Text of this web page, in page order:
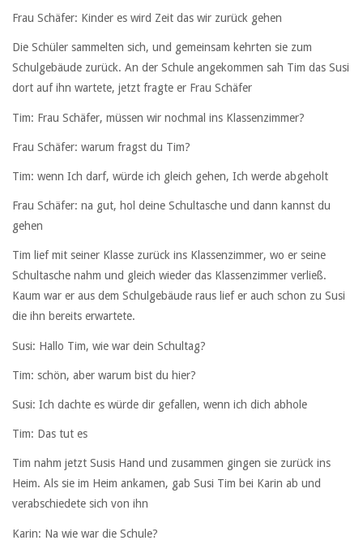
Frau Schäfer: Kinder es wird Zeit das wir zurück gehen
Die Schüler sammelten sich, und gemeinsam kehrten sie zum
Schulgebäude zurück. An der Schule angekommen sah Tim das Susi
dort auf ihn wartete, jetzt fragte er Frau Schäfer
Tim: Frau Schäfer, müssen wir nochmal ins Klassenzimmer?
Frau Schäfer: warum fragst du Tim?
Tim: wenn Ich darf, würde ich gleich gehen, Ich werde abgeholt
Frau Schäfer: na gut, hol deine Schultasche und dann kannst du
gehen
Tim lief mit seiner Klasse zurück ins Klassenzimmer, wo er seine
Schultasche nahm und gleich wieder das Klassenzimmer verließ.
Kaum war er aus dem Schulgebäude raus lief er auch schon zu Susi
die ihn bereits erwartete.
Susi: Hallo Tim, wie war dein Schultag?
Tim: schön, aber warum bist du hier?
Susi: Ich dachte es würde dir gefallen, wenn ich dich abhole
Tim: Das tut es
Tim nahm jetzt Susis Hand und zusammen gingen sie zurück ins
Heim. Als sie im Heim ankamen, gab Susi Tim bei Karin ab und
verabschiedete sich von ihn
Karin: Na wie war die Schule?